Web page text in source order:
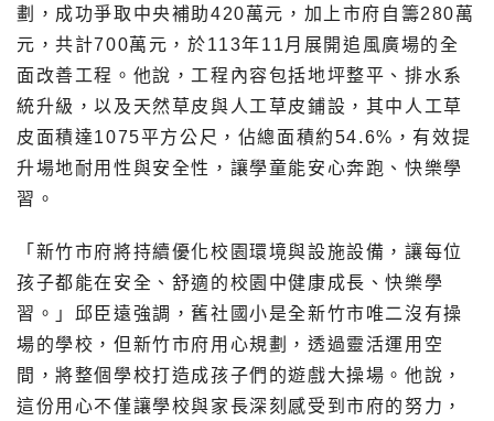
劃，成功爭取中央補助420萬元，加上市府自籌280萬
元，共計700萬元，於113年11月展開追風廣場的全
面改善工程。他說，工程內容包括地坪整平、排水系
統升級，以及天然草皮與人工草皮鋪設，其中人工草
皮面積達1075平方公尺，佔總面積約54.6%，有效提
升場地耐用性與安全性，讓學童能安心奔跑、快樂學
習。
「新竹市府將持續優化校園環境與設施設備，讓每位
孩子都能在安全、舒適的校園中健康成長、快樂學
習。」邱臣遠強調，舊社國小是全新竹市唯二沒有操
場的學校，但新竹市府用心規劃，透過靈活運用空
間，將整個學校打造成孩子們的遊戲大操場。他說，
這份用心不僅讓學校與家長深刻感受到市府的努力，